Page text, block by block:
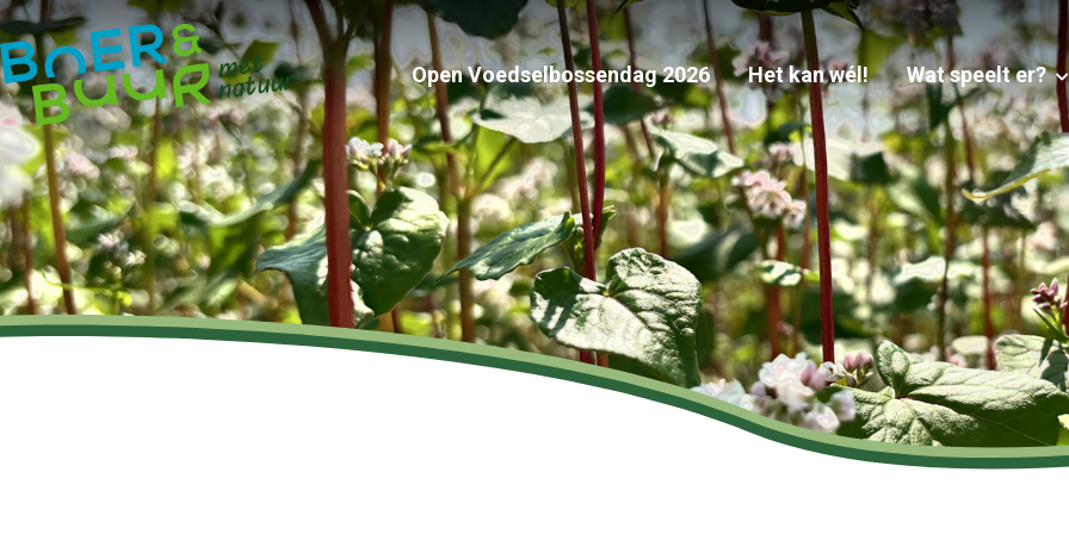
Open Voedselbossendag 2026 Het kan wél! Wat speelt er?